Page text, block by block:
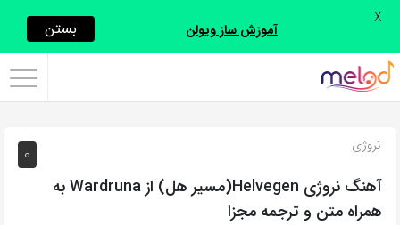
اشتراک
با
از
روش‌های
زیر
0 نروژی
آهنگ نروژی Helvegen(مسیر هل) از Wardruna به
همراه متن و ترجمه مجزا
آموزش ساز ویولن بستن X